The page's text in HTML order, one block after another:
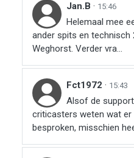
Jan.B · 15:46
Helemaal mee
ander spits en technisch
Weghorst. Verder vra...
Fct1972 · 15:43
Alsof de
criticasters weten wat
besproken, misschien